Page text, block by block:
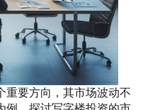
重要方向，其市场波动不